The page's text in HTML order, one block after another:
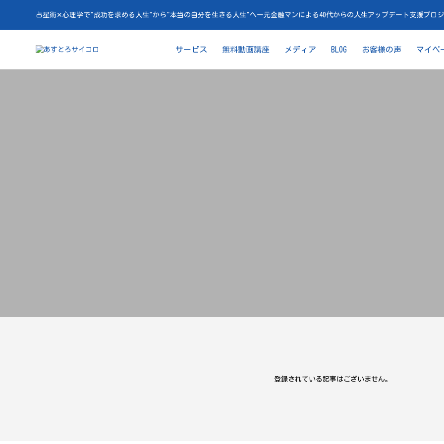
占星術✕心理学で"成功を求める人生"から"本当の自分を生きる人生"へー元金融マンによる40代からの人生アップデート支援プロ
サービス 無料動画講座 メディア BLOG お客様の声 マイペ
登録されている記事はございません。